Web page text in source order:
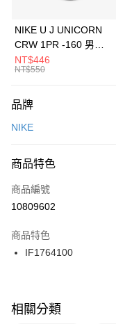
元大商業銀行
台灣樂天信用卡公司
全盈+PAY
AFTEE先享後付
【關於「AFTEE先享後付」
便利好安心！
３．安心：先確認商品／
【「AFTEE先享後付」結
１．於結帳方式選擇「
２．訂單成立數日內，您
３．收到繳費通知簡訊後
ATM／網路銀行／等多元
※ 交易是否成功請以「
是否繳費成功／繳費後需
運送方式
每筆NT$100，滿
宅配
每筆NT$100，滿
NIKE U J UNICORN
CRW 1PR -160 男女
中統襪 FZ3393100
NT$446
NT$550
品牌
NIKE
商品特色
商品編號
10809602
商品特色
IF1764100
相關分類